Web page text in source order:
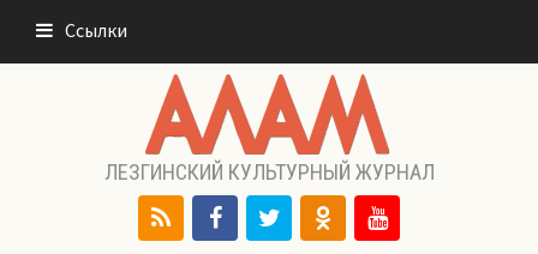
содержимому
Ссылки
ЛЕЗГИНСКИЙ КУЛЬТУРНЫЙ ЖУРНАЛ